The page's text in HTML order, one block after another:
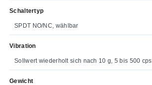
Schaltertyp
SPDT NO/NC, wählbar
Vibration
Sollwert wiederholt sich nach 10 g, 5 bis 500 cps
Gewicht